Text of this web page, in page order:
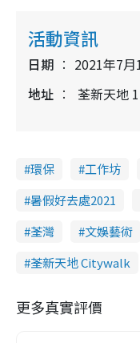
活動資訊
日期
2021年7
地址
荃新天地
環保 工作坊
暑假好去處2021
荃灣
文娛藝術
荃新天地 Citywalk
更多真實評價